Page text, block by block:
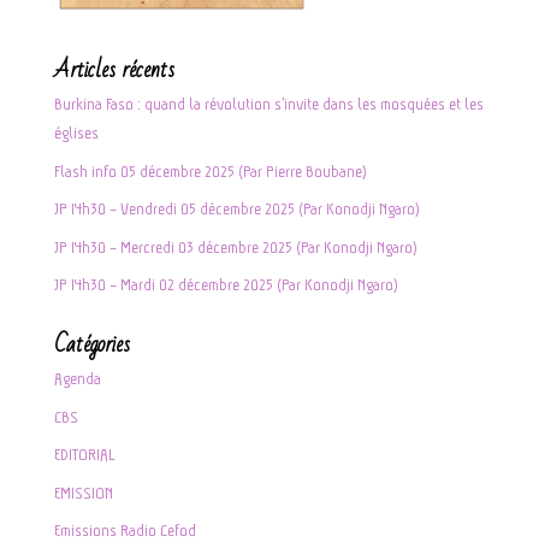
Articles récents
Burkina Faso : quand la révolution s’invite dans les mosquées et les
églises
Flash info 05 décembre 2025 (Par Pierre Boubane)
JP 14h30 – Vendredi 05 décembre 2025 (Par Konodji Ngaro)
JP 14h30 – Mercredi 03 décembre 2025 (Par Konodji Ngaro)
JP 14h30 – Mardi 02 décembre 2025 (Par Konodji Ngaro)
Catégories
Agenda
CBS
EDITORIAL
EMISSION
Emissions Radio Cefod